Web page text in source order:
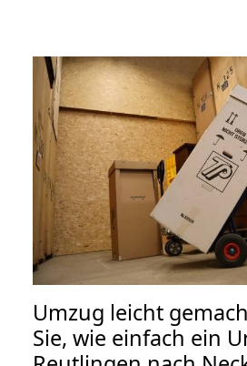
Umzug leicht
Sie, wie einfach ein